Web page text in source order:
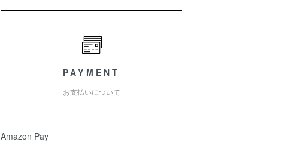
PAYMENT
お支払いについて
Amazon Pay